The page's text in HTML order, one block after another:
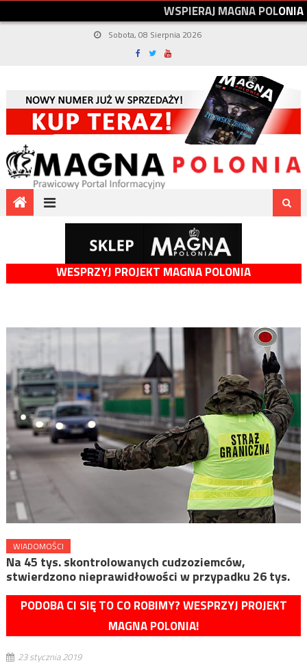
WSPIERAJMAGNAPOLONIA
Sobota, 08 Sierpnia 2026
WESPRZYJ PROJEKT MAGNA POLONIA
WIADOMOŚCI
Na 45 tys. skontrolowanych cudzoziemców,
stwierdzono nieprawidłowości w przypadku 26 tys.
PODOBA CI SIĘ TO CO ROBIMY? WESPRZYJ PROJEKT
MAGNA POLONIA!
23 stycznia 2019